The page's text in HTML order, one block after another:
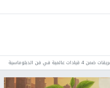
في فن الدبلوماسية